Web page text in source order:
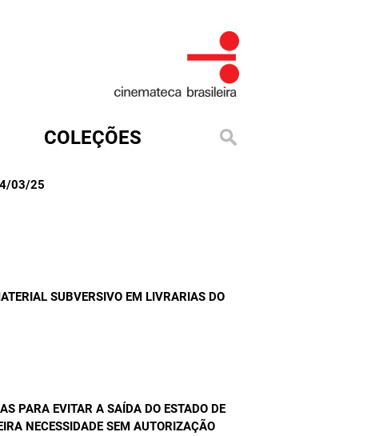
COLEÇÕES
03/25
SUBVERSIVO EM LIVRARIAS DO
PARA EVITAR A SAÍDA DO ESTADO DE
NECESSIDADE SEM AUTORIZAÇÃO